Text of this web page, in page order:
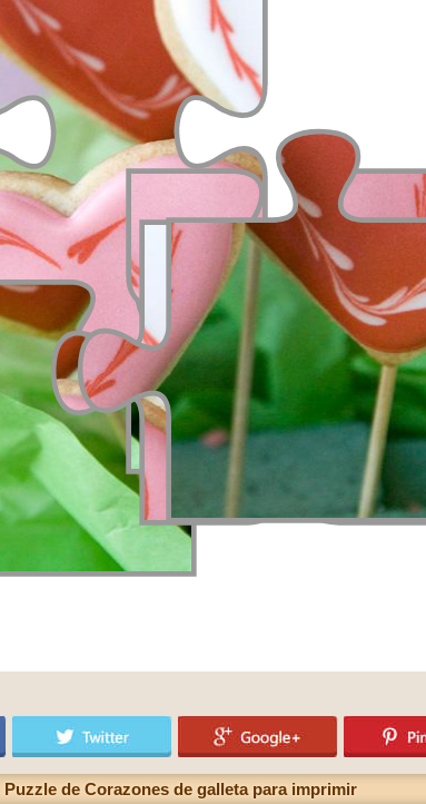
Puzzle de Corazones de galleta para imprimir